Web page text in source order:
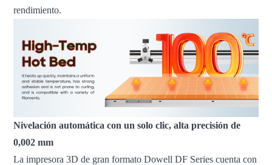
rendimiento.
Nivelación automática con un solo clic, alta precisión de
0,002 mm
La impresora 3D de gran formato Dowell DF Series cuenta con